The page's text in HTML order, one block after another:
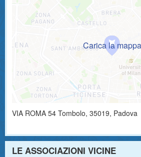
VIA ROMA 54 Tombolo, 35019, Padova
LE ASSOCIAZIONI VICINE